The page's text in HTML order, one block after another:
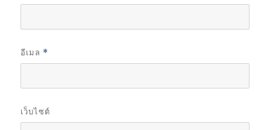
อีเมล *
เว็บไซต์